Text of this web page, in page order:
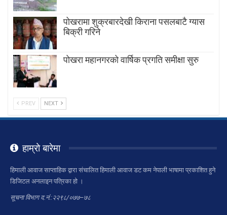
पोखरामा शुक्रबारदेखी किराना पसलबाटै ग्यास
बिक्री गरिने
पोखरा महानगरको वार्षिक प्रगति समीक्षा सुरु
PREV NEXT
हाम्रो बारेमा
हिमाली आवाज साप्ताहिक द्वारा संचालित हिमाली आवाज डट कम नेपाली भाषामा प्रकाशित हुने
डिजिटल अनलाइन पत्रिका हो ।
सूचना विभाग द.नं.:२२९८/०७७–७८